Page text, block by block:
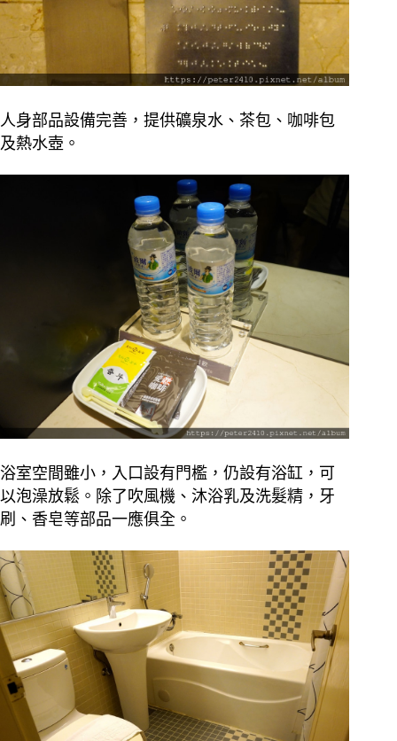
人身部品設備完善，提供礦泉水、茶包、咖啡包
及熱水壺。
浴室空間雖小，入口設有門檻，仍設有浴缸，可
以泡澡放鬆。除了吹風機、沐浴乳及洗髮精，牙
刷、香皂等部品一應俱全。